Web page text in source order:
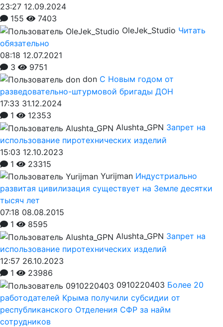
23:27 12.09.2024
155
7403
OleJek_Studio Читать
обязательно
08:18 12.07.2021
3
9751
don С Новым годом от
разведовательно-штурмовой бригады ДОН
17:33 31.12.2024
1
12353
Alushta_GPN Запрет на
использование пиротехнических изделий
15:03 12.10.2023
1
23315
Yurijman Индустриально
развитая цивилизация существует на Земле десятки
тысяч лет
07:18 08.08.2015
1
8595
Alushta_GPN Запрет на
использование пиротехнических изделий
12:57 26.10.2023
1
23986
0910220403 Более 20
работодателей Крыма получили субсидии от
республиканского Отделения СФР за найм
сотрудников